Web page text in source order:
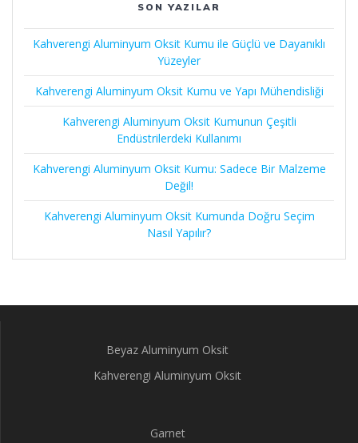
SON YAZILAR
Kahverengi Aluminyum Oksit Kumu ile Güçlü ve Dayanıklı
Yüzeyler
Kahverengi Aluminyum Oksit Kumu ve Yapı Mühendisliği
Kahverengi Aluminyum Oksit Kumunun Çeşitli
Endüstrilerdeki Kullanımı
Kahverengi Aluminyum Oksit Kumu: Sadece Bir Malzeme
Değil!
Kahverengi Aluminyum Oksit Kumunda Doğru Seçim
Nasıl Yapılır?
Beyaz Aluminyum Oksit
Kahverengi Aluminyum Oksit
Garnet